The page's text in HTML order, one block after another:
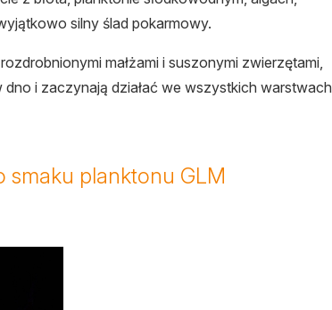
silny ślad pokarmowy.
małżami i suszonymi zwierzętami,
i zaczynają działać we wszystkich warstwach
smaku planktonu GLM